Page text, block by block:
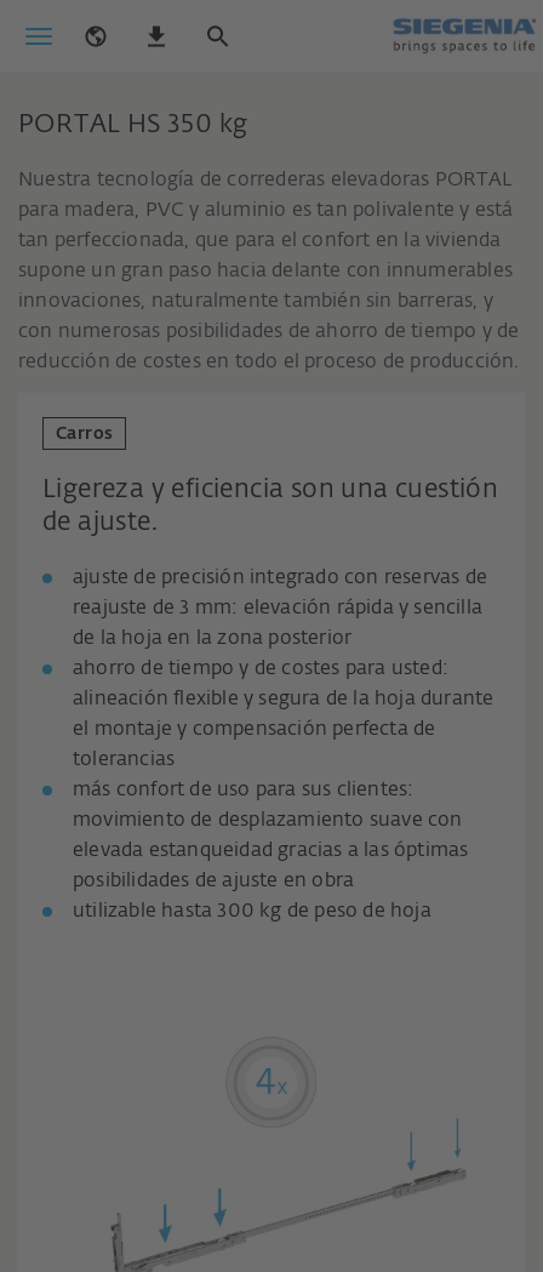
PORTAL HS 350 kg
Nuestra tecnología de correderas elevadoras PORTAL
para madera, PVC y aluminio es tan polivalente y está
tan perfeccionada, que para el confort en la vivienda
supone un gran paso hacia delante con innumerables
innovaciones, naturalmente también sin barreras, y
con numerosas posibilidades de ahorro de tiempo y de
reducción de costes en todo el proceso de producción.
Carros
Ligereza y eficiencia son una cuestión
de ajuste.
ajuste de precisión integrado con reservas de
reajuste de 3 mm: elevación rápida y sencilla
de la hoja en la zona posterior
ahorro de tiempo y de costes para usted:
alineación flexible y segura de la hoja durante
el montaje y compensación perfecta de
tolerancias
más confort de uso para sus clientes:
movimiento de desplazamiento suave con
elevada estanqueidad gracias a las óptimas
posibilidades de ajuste en obra
utilizable hasta 300 kg de peso de hoja